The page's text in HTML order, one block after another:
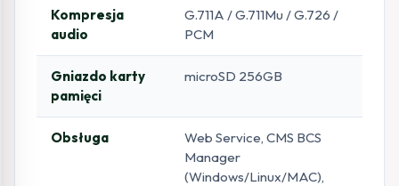
Kompresja
audio
G.711A / G.711Mu / G.726 /
PCM
Gniazdo karty
pamięci
microSD 256GB
Obsługa
Web Service, CMS BCS
Manager
(Windows/Linux/MAC),